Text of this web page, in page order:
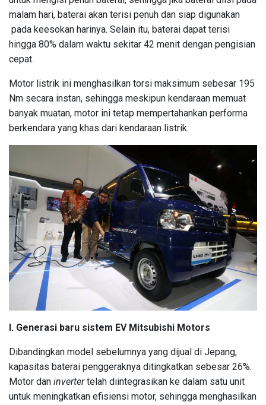
malam hari, baterai akan terisi penuh dan siap digunakan
pada keesokan harinya. Selain itu, baterai dapat terisi
hingga 80% dalam waktu sekitar 42 menit dengan pengisian
cepat.
Motor listrik ini menghasilkan torsi maksimum sebesar 195
Nm secara instan, sehingga meskipun kendaraan memuat
banyak muatan, motor ini tetap mempertahankan performa
berkendara yang khas dari kendaraan listrik.
I. Generasi baru sistem EV Mitsubishi Motors
Dibandingkan model sebelumnya yang dijual di Jepang,
kapasitas baterai penggeraknya ditingkatkan sebesar 26%.
Motor dan invertertelah diintegrasikan ke dalam satu unit
untuk meningkatkan efisiensi motor, sehingga menghasilkan